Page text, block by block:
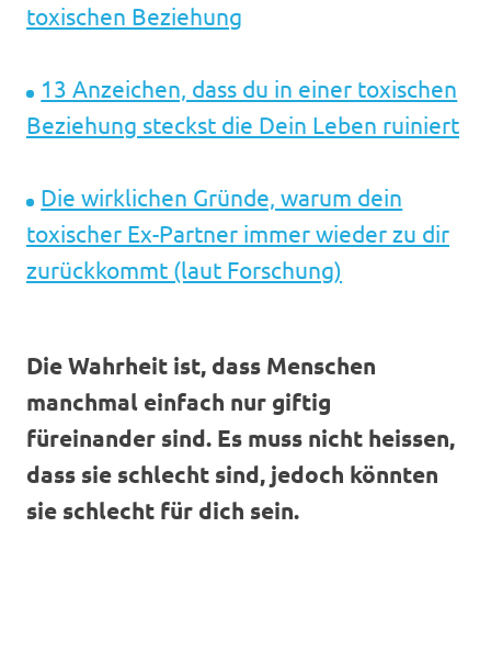
toxischen Beziehung
13 Anzeichen, dass du in einer toxischen
Beziehung steckst die Dein Leben ruiniert
Die wirklichen Gründe, warum dein
toxischer Ex-Partner immer wieder zu dir
zurückkommt (laut Forschung)
Die Wahrheit ist, dass Menschen
manchmal einfach nur giftig
füreinander sind. Es muss nicht heissen,
dass sie schlecht sind, jedoch könnten
sie schlecht für dich sein.